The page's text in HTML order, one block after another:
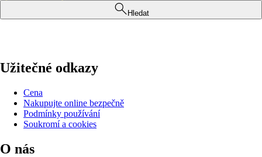
Hledat
Užitečné odkazy
Cena
Nakupujte online bezpečně
Podmínky používání
Soukromí a cookies
O nás